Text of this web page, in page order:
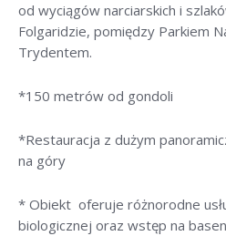
od wyciągów narciarskich i
Folgaridzie, pomiędzy Parkiem
Trydentem.
*150 metrów od gondoli
*Restauracja z dużym
na góry
* Obiekt oferuje różnorodne
biologicznej oraz wstęp na